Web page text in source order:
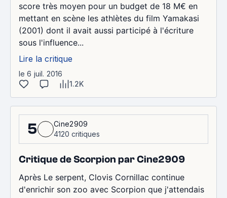
score très moyen pour un budget de 18 M€ en
mettant en scène les athlètes du film Yamakasi
(2001) dont il avait aussi participé à l'écriture
sous l'influence...
Lire la critique
le 6 juil. 2016
1.2K
5
Cine2909
4120 critiques
Critique de Scorpion par Cine2909
Après Le serpent, Clovis Cornillac continue
d'enrichir son zoo avec Scorpion que j'attendais